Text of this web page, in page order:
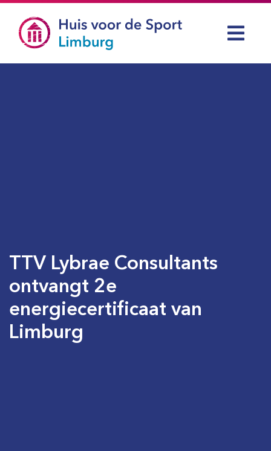
TTV Lybrae Consultants
ontvangt 2e
energiecertificaat van
Limburg